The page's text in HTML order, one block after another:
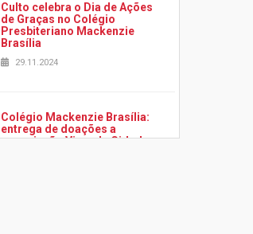
Culto celebra o Dia de Ações
de Graças no Colégio
Presbiteriano Mackenzie
Brasília
29.11.2024
Colégio Mackenzie Brasília:
entrega de doações a
associação Viver da Cidade